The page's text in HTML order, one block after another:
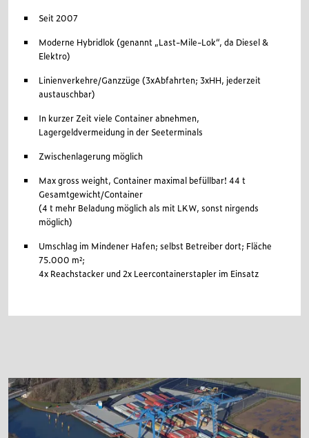
Seit 2007
Moderne Hybridlok (genannt „Last-Mile-Lok“, da Diesel &
Elektro)
Linienverkehre/Ganzzüge (3xAbfahrten; 3xHH, jederzeit
austauschbar)
In kurzer Zeit viele Container abnehmen,
Lagergeldvermeidung in der Seeterminals
Zwischenlagerung möglich
Max gross weight, Container maximal befüllbar! 44 t
Gesamtgewicht/Container
(4 t mehr Beladung möglich als mit LKW, sonst nirgends
möglich)
Umschlag im Mindener Hafen; selbst Betreiber dort; Fläche
75.000 m²;
4x Reachstacker und 2x Leercontainerstapler im Einsatz